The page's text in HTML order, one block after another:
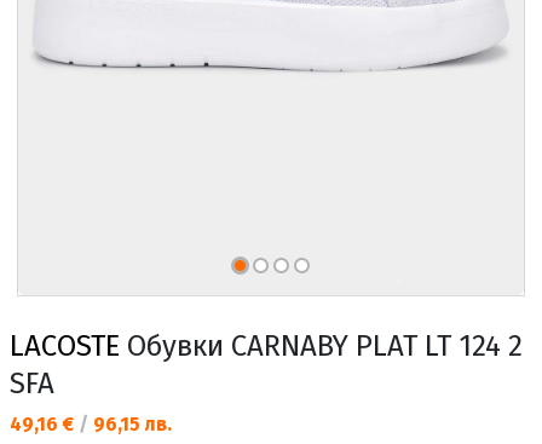
LACOSTE Обувки CARNABY PLAT LT 124 2
SFA
Текуща цена:
49,16 € / 96,15 лв.